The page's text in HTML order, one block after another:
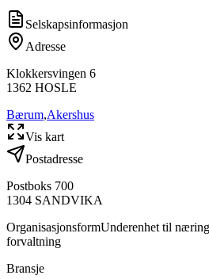
Selskapsinformasjon
Adresse
Klokkersvingen 6
1362 HOSLE
Bærum,Akershus
Vis kart
Postadresse
Postboks 700
1304 SANDVIKA
OrganisasjonsformUnderenhet til
forvaltning
Bransje